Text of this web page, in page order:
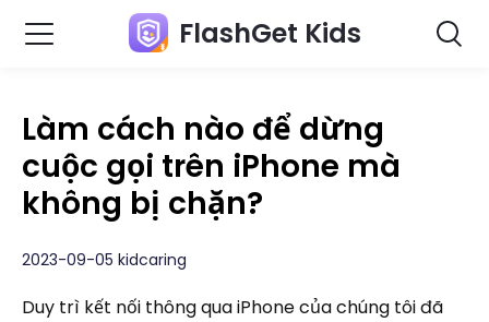
FlashGet Kids
Làm cách nào để dừng
cuộc gọi trên iPhone mà
không bị chặn?
2023-09-05 kidcaring
Duy trì kết nối thông qua iPhone của chúng tôi đã